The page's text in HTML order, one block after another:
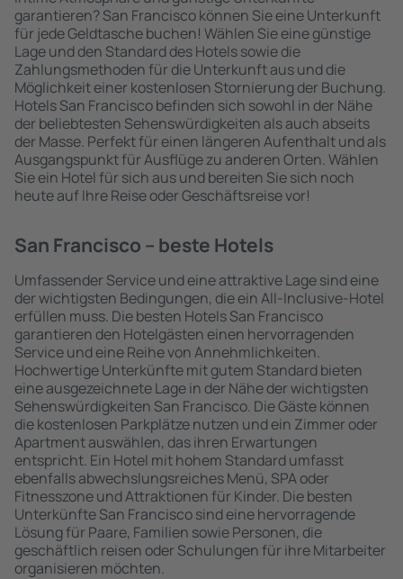
garantieren? San Francisco können Sie eine Unterkunft
für jede Geldtasche buchen! Wählen Sie eine günstige
Lage und den Standard des Hotels sowie die
Zahlungsmethoden für die Unterkunft aus und die
Möglichkeit einer kostenlosen Stornierung der Buchung.
Hotels San Francisco befinden sich sowohl in der Nähe
der beliebtesten Sehenswürdigkeiten als auch abseits
der Masse. Perfekt für einen längeren Aufenthalt und als
Ausgangspunkt für Ausflüge zu anderen Orten. Wählen
Sie ein Hotel für sich aus und bereiten Sie sich noch
heute auf Ihre Reise oder Geschäftsreise vor!
San Francisco – beste Hotels
Umfassender Service und eine attraktive Lage sind eine
der wichtigsten Bedingungen, die ein All-Inclusive-Hotel
erfüllen muss. Die besten Hotels San Francisco
garantieren den Hotelgästen einen hervorragenden
Service und eine Reihe von Annehmlichkeiten.
Hochwertige Unterkünfte mit gutem Standard bieten
eine ausgezeichnete Lage in der Nähe der wichtigsten
Sehenswürdigkeiten San Francisco. Die Gäste können
die kostenlosen Parkplätze nutzen und ein Zimmer oder
Apartment auswählen, das ihren Erwartungen
entspricht. Ein Hotel mit hohem Standard umfasst
ebenfalls abwechslungsreiches Menü, SPA oder
Fitnesszone und Attraktionen für Kinder. Die besten
Unterkünfte San Francisco sind eine hervorragende
Lösung für Paare, Familien sowie Personen, die
geschäftlich reisen oder Schulungen für ihre Mitarbeiter
organisieren möchten.